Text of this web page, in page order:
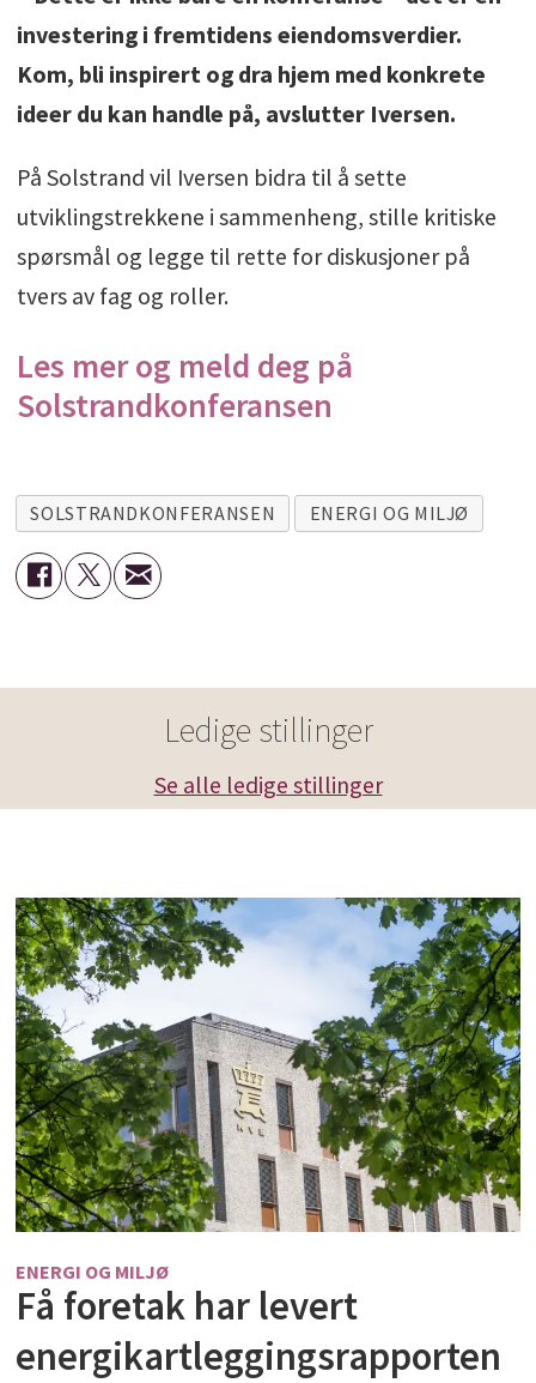
investering i fremtidens eiendomsverdier.
Kom, bli inspirert og dra hjem med konkrete
ideer du kan handle på, avslutter Iversen.
På Solstrand vil Iversen bidra til å sette
utviklingstrekkene i sammenheng, stille kritiske
spørsmål og legge til rette for diskusjoner på
tvers av fag og roller.
Les mer og meld deg på
Solstrandkonferansen
SOLSTRANDKONFERANSEN ENERGI OG MILJØ
Ledige stillinger
Se alle ledige stillinger
ENERGI OG MILJØ
Få foretak har levert
energikartleggingsrapporten